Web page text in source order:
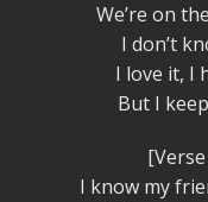
We’re on
I don’t
I love it, I
But I
I know my